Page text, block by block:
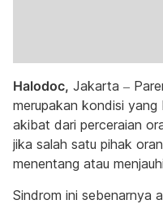
Halodoc, Jakarta –
merupakan kondisi
akibat dari perceraian
jika salah satu pihak
menentang atau
Sindrom ini sebenarnya